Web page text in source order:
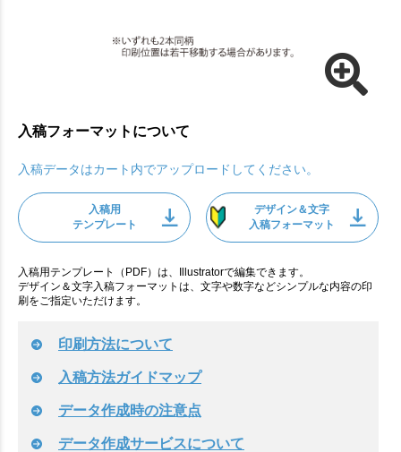
入稿フォーマットについて
入稿データはカート内でアップロードしてください。
入稿用
テンプレート
デザイン＆文字
入稿フォーマット
入稿用テンプレート（PDF）は、Illustratorで編集できます。
デザイン＆文字入稿フォーマットは、文字や数字などシンプルな内容の印
刷をご指定いただけます。
印刷方法について
入稿方法ガイドマップ
データ作成時の注意点
データ作成サービスについて